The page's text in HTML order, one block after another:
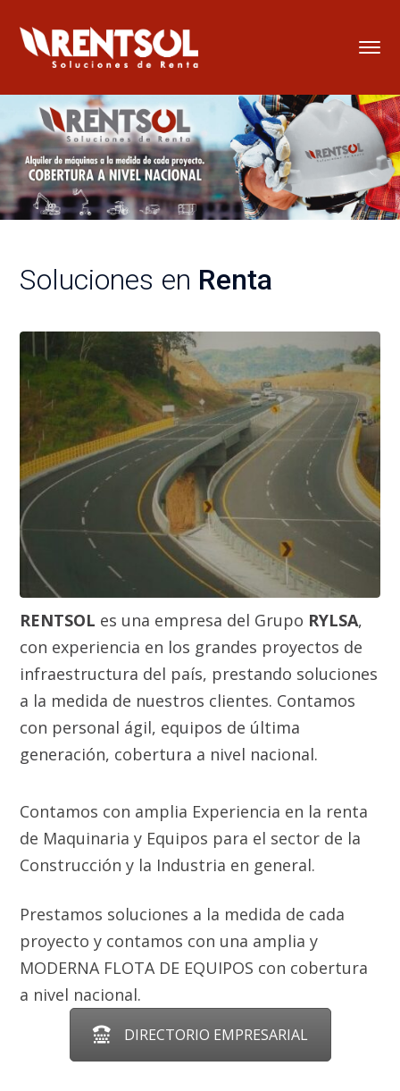
Soluciones en Renta
RENTSOL es una empresa del Grupo RYLSA,
con experiencia en los grandes proyectos de
infraestructura del país, prestando soluciones
a la medida de nuestros clientes. Contamos
con personal ágil, equipos de última
generación, cobertura a nivel nacional.
Contamos con amplia Experiencia en la renta
de Maquinaria y Equipos para el sector de la
Construcción y la Industria en general.
Prestamos soluciones a la medida de cada
proyecto y contamos con una amplia y
MODERNA FLOTA DE EQUIPOS con cobertura
a nivel nacional.
DIRECTORIO EMPRESARIAL